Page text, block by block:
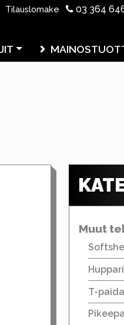
Tilauslomake 03 364
Muut
T-